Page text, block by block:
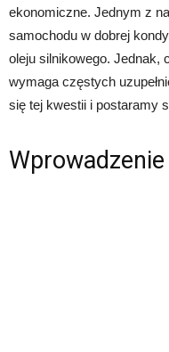
ekonomiczne. Jednym z
samochodu w dobrej
oleju silnikowego. Jednak,
wymaga częstych
się tej kwestii i postaramy
Wprowadzenie